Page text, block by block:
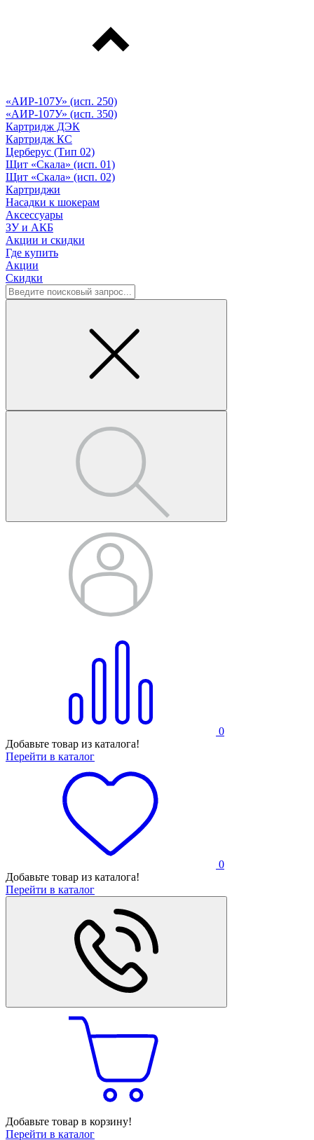
«АИР-107У» (исп. 250)
«АИР-107У» (исп. 350)
Картридж ДЭК
Картридж КС
Церберус (Тип 02)
Щит «Скала» (исп. 01)
Щит «Скала» (исп. 02)
Картриджи
Насадки к шокерам
Аксессуары
ЗУ и АКБ
Акции и скидки
Где купить
Акции
Скидки
0
Добавьте товар из каталога!
Перейти в каталог
0
Добавьте товар из каталога!
Перейти в каталог
Добавьте товар в корзину!
Перейти в каталог